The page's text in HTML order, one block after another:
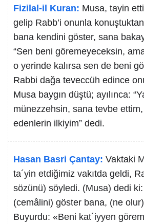
Fizilal-il Kuran: Musa, tayin
gelip Rabb’i onunla
bana kendini göster, sana
“Sen beni göremeyeceksin,
o yerinde kalırsa sen de beni
Rabbi dağa teveccüh edince
Musa baygın düştü; ayılınca:
münezzehsin, sana tevbe
edenlerin ilkiyim” dedi.
Hasan Basri Çantay: Vaktaki
ta´yin etdiğimiz vakıtda geldi,
sözünü) söyledi. (Musa) dedi
(cemâlini) göster bana, (ne
Buyurdu: «Beni kat´iyyen